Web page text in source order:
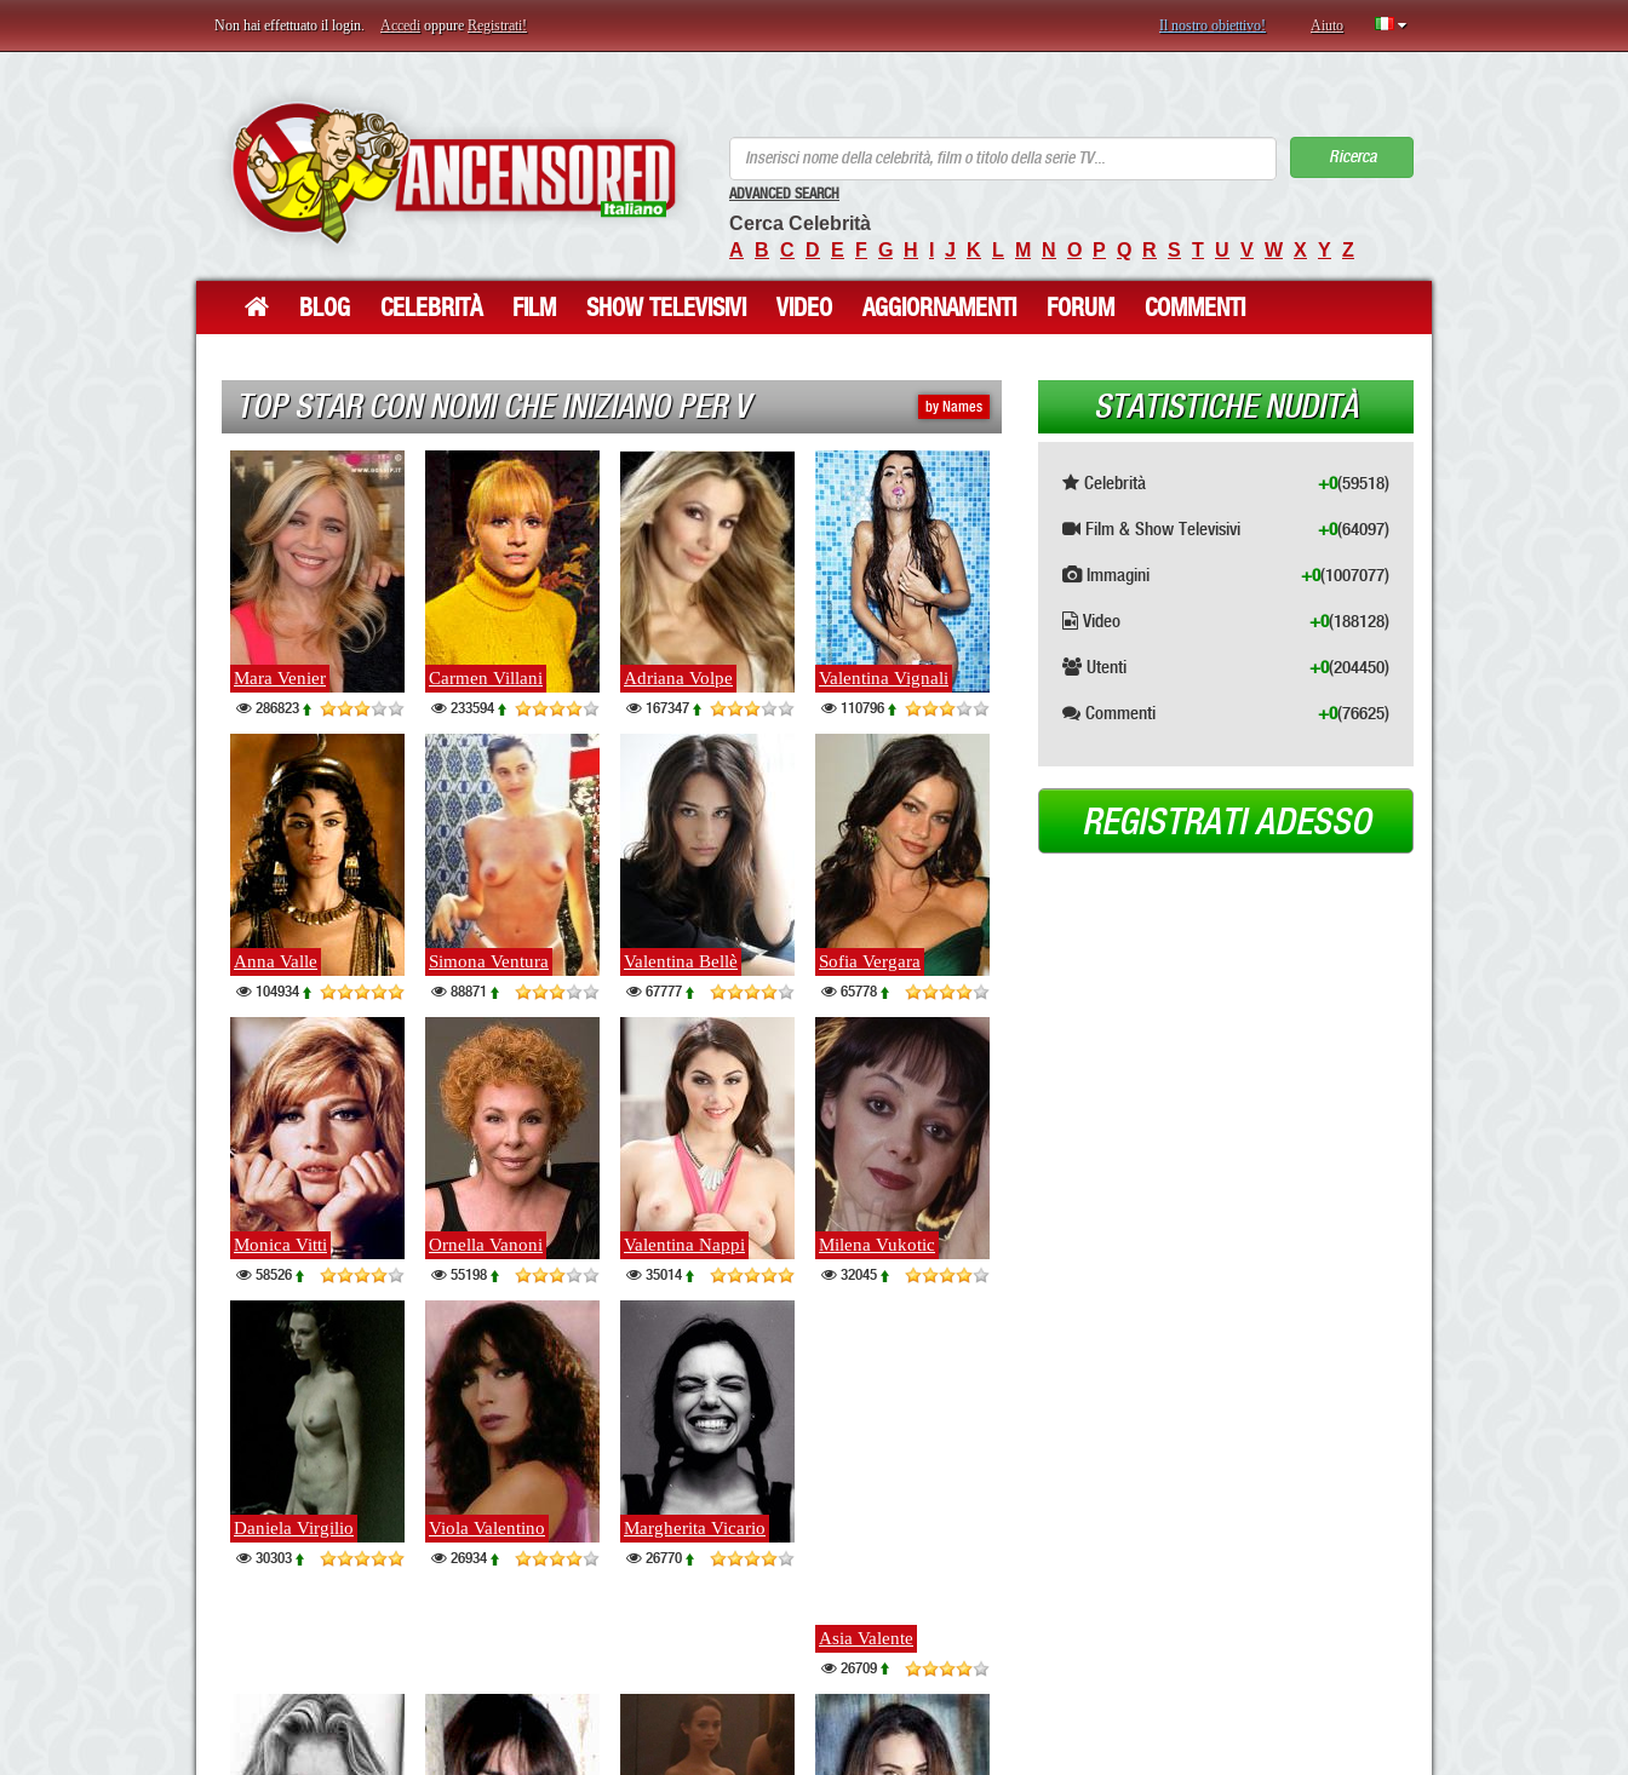
Non hai effettuato il login. Accedi oppureRegistrati! Il nostro obiettivo! Aiuto
Ricerca
ADVANCED SEARCH
Cerca Celebrità
A
B C D E F G H J K L M N O P Q R S T U V W X Y Z
BLOG CELEBRITÀ FILM SHOW TELEVISIVI VIDEO AGGIORNAMENTI FORUM COMMENTI
by Names
TOP STAR CON NOMI CHE INIZIANO PER V
Mara Venier
286823
Carmen Villani
233594
Adriana Volpe
167347
Valentina Vignali
110796
Anna Valle
104934
Simona Ventura
88871
Valentina Bellè
67777
Sofia Vergara
65778
Monica Vitti
58526
Ornella Vanoni
55198
Valentina Nappi
35014
Milena Vukotic
32045
Daniela Virgilio
30303
Viola Valentino
26934
Margherita Vicario
26770
Asia Valente
26709
STATISTICHE NUDITÀ
Celebrità (59518)
+0
Film & Show Televisivi (64097)
+0
Immagini (1007077)
+0
Video (188128)
+0
Utenti (204450)
+0
Commenti (76625)
+0
REGISTRATI ADESSO